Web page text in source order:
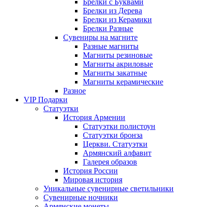
Брелки с Буквами
Брелки из Дерева
Брелки из Керамики
Брелки Разные
Сувениры на магните
Разные магниты
Магниты резиновые
Магниты акриловые
Магниты закатные
Магниты керамические
Разное
VIP Подарки
Статуэтки
История Армении
Статуэтки полистоун
Статуэтки бронза
Церкви. Статуэтки
Армянский алфавит
Галерея образов
История России
Мировая история
Уникальные сувенирные светильники
Сувенирные ночники